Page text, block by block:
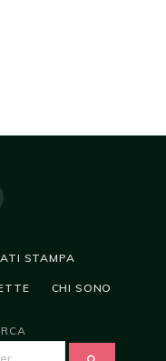
STAMPA
CHI SONO